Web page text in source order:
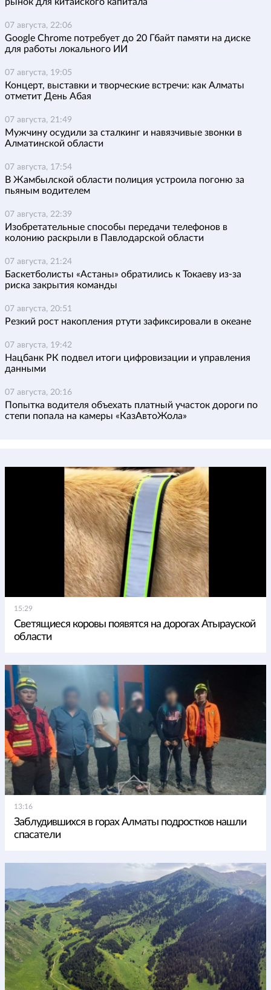
07 августа, 22:06
Google Chrome потребует до 20 Гбайт памяти на диске
для работы локального ИИ
07 августа, 19:05
Концерт, выставки и творческие встречи: как Алматы
отметит День Абая
07 августа, 21:49
Мужчину осудили за сталкинг и навязчивые звонки в
Алматинской области
07 августа, 17:54
В Жамбылской области полиция устроила погоню за
пьяным водителем
07 августа, 22:39
Изобретательные способы передачи телефонов в
колонию раскрыли в Павлодарской области
07 августа, 21:24
Баскетболисты «Астаны» обратились к Токаеву из-за
риска закрытия команды
07 августа, 20:51
Резкий рост накопления ртути зафиксировали в океане
07 августа, 19:42
Нацбанк РК подвел итоги цифровизации и управления
данными
07 августа, 20:16
Попытка водителя объехать платный участок дороги по
степи попала на камеры «КазАвтоЖола»
15:29
Светящиеся коровы появятся на дорогах Атырауской
области
13:16
Заблудившихся в горах Алматы подростков нашли
спасатели